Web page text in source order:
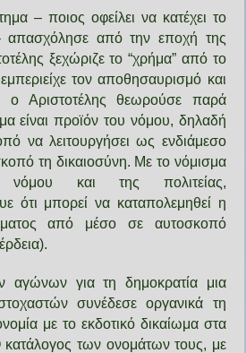
– ποιος οφείλει να κατέχει το
απασχόλησε από την εποχή της
ξεχώριζε το “χρήμα” από το
τον αποθησαυρισμό και
ο Αριστοτέλης θεωρούσε παρά
είναι προϊόν του νόμου, δηλαδή
να λειτουργήσει ως ενδιάμεσο
τη δικαιοσύνη. Με το νόμισμα
και της πολιτείας,
ότι μπορεί να καταπολεμηθεί η
από μέσο σε αυτοσκοπό
αγώνων για τη δημοκρατία μια
συνέδεσε οργανικά τη
με το εκδοτικό δικαίωμα στα
κατάλογος των ονομάτων τους, με